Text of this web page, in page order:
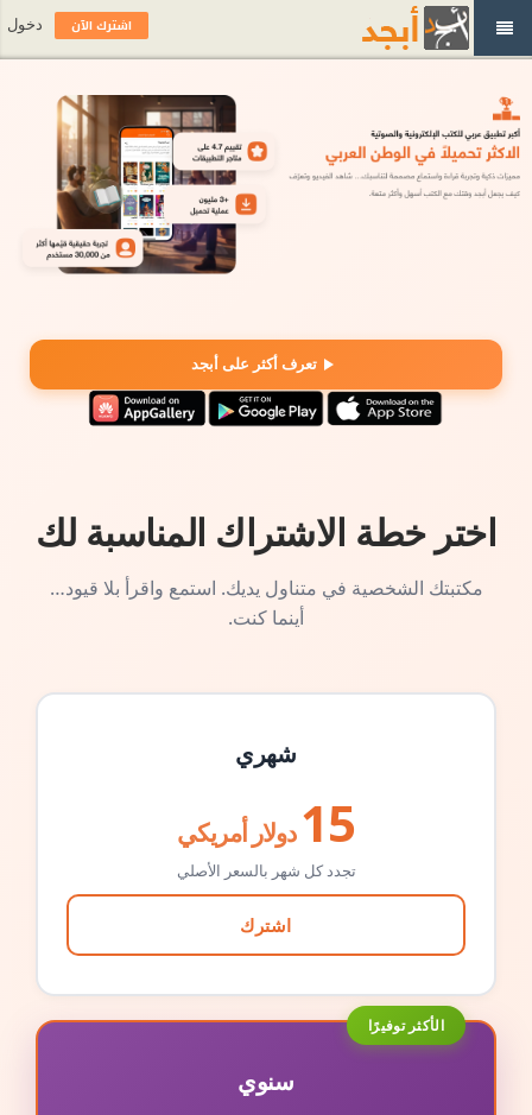
تعرف أكثر على أبجد
اختر خطة الاشتراك المناسبة لك
مكتبتك الشخصية في متناول يديك. استمع واقرأ بلا قيود…
أينما كنت.
شهري
15 دولار أمريكي
تجدد كل شهر بالسعر الأصلي
اشترك
الأكثر توفيرًا
سنوي
اشترك الآن دخول